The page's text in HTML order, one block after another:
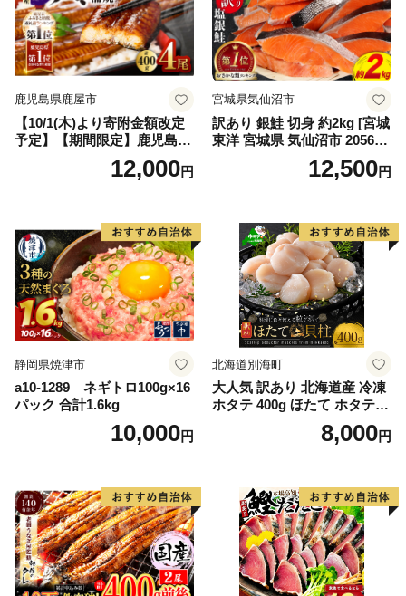
鹿児島県鹿屋市
【10/1(木)より寄附金額改定
予定】【期間限定】鹿児島県
大隅産うなぎ蒲焼4尾（400
g） KN007-02312,000円
宮城県気仙沼市
訳あり 銀鮭 切身 約2kg [宮城
東洋 宮城県 気仙沼市 205649
91] 鮭 魚介類 海鮮 訳アリ 規
格外 不揃い さけ サケ 鮭切身
切り身 魚 わけあり
12,500円
静岡県焼津市
a10-1289 ネギトロ100g×16
パック 合計1.6kg
10,000円
北海道別海町
大人気 訳あり 北海道産 冷凍
ホタテ 400g ほたて ホタテ
8,000円